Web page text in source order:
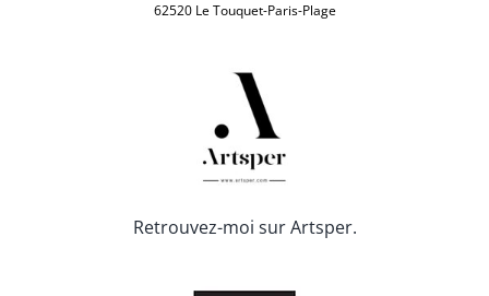
62520 Le Touquet-Paris-Plage
Retrouvez-moi sur Artsper.